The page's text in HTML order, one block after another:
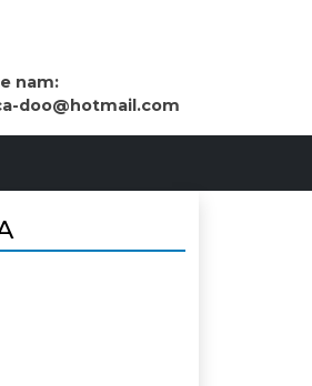
nam:
doo@hotmail.com